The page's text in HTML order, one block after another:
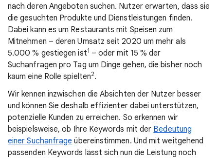
nach deren Angeboten suchen. Nutzer erwarten, dass sie
die gesuchten Produkte und Dienstleistungen finden.
Dabei kann es um Restaurants mit Speisen zum
Mitnehmen – deren Umsatz seit 2020 um mehr als
5.000 % gestiegen ist1 – oder mit 15 % der
Suchanfragen pro Tag um Dinge gehen, die bisher noch
kaum eine Rolle spielten2.
Wir kennen inzwischen die Absichten der Nutzer besser
und können Sie deshalb effizienter dabei unterstützen,
potenzielle Kunden zu erreichen. So erkennen wir
beispielsweise, ob Ihre Keywords mit der Bedeutung
einer Suchanfrage übereinstimmen. Und mit weitgehend
passenden Keywords lässt sich nun die Leistung noch